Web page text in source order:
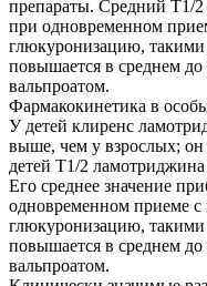
препараты. Средний T1/2
при одновременном
глюкуронизацию,
повышается в среднем
вальпроатом.
Фармакокинетика в
У детей клиренс
выше, чем у взрослых; он
детей T1/2
Его среднее значение
одновременном приеме
глюкуронизацию,
повышается в среднем
вальпроатом.